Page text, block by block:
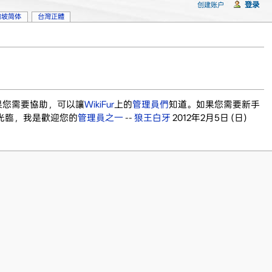
需要協助，可以讓WikiFur上的管理員們知道。如果您需要新手
臨，我是歡迎您的管理員之一-- 狼王白牙 2012年2月5日 (日)
简体 台灣正體
创建账户 登录